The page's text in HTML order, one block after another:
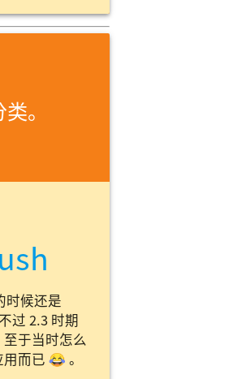
。
时候还是
过 2.3 时期
于当时怎么
而已 😂 。